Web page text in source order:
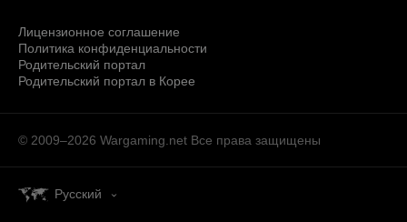
Лицензионное соглашение
Политика конфиденциальности
Родительский портал
Родительский портал в Корее
© 2009–2026 Wargaming.net Все права защищены
Русский